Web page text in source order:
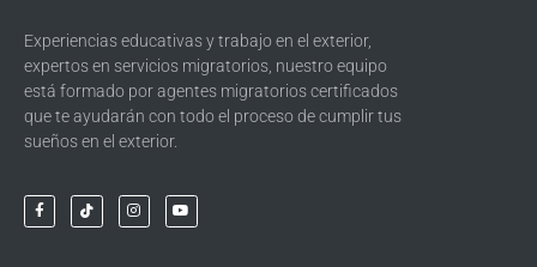
Experiencias educativas y trabajo en el exterior,
expertos en servicios migratorios, nuestro equipo
está formado por agentes migratorios certificados
que te ayudarán con todo el proceso de cumplir tus
sueños en el exterior.